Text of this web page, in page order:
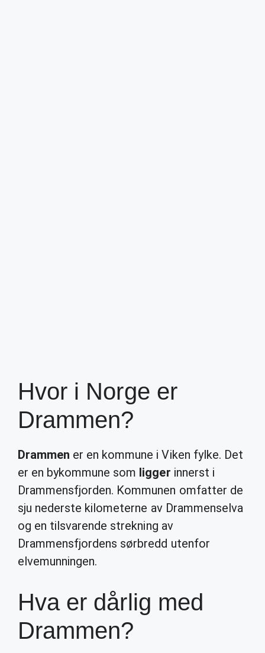
Hvor i Norge er
Drammen?
Drammen er en kommune i Viken fylke. Det
er en bykommune som ligger innerst i
Drammensfjorden. Kommunen omfatter de
sju nederste kilometerne av Drammenselva
og en tilsvarende strekning av
Drammensfjordens sørbredd utenfor
elvemunningen.
Hva er dårlig med
Drammen?